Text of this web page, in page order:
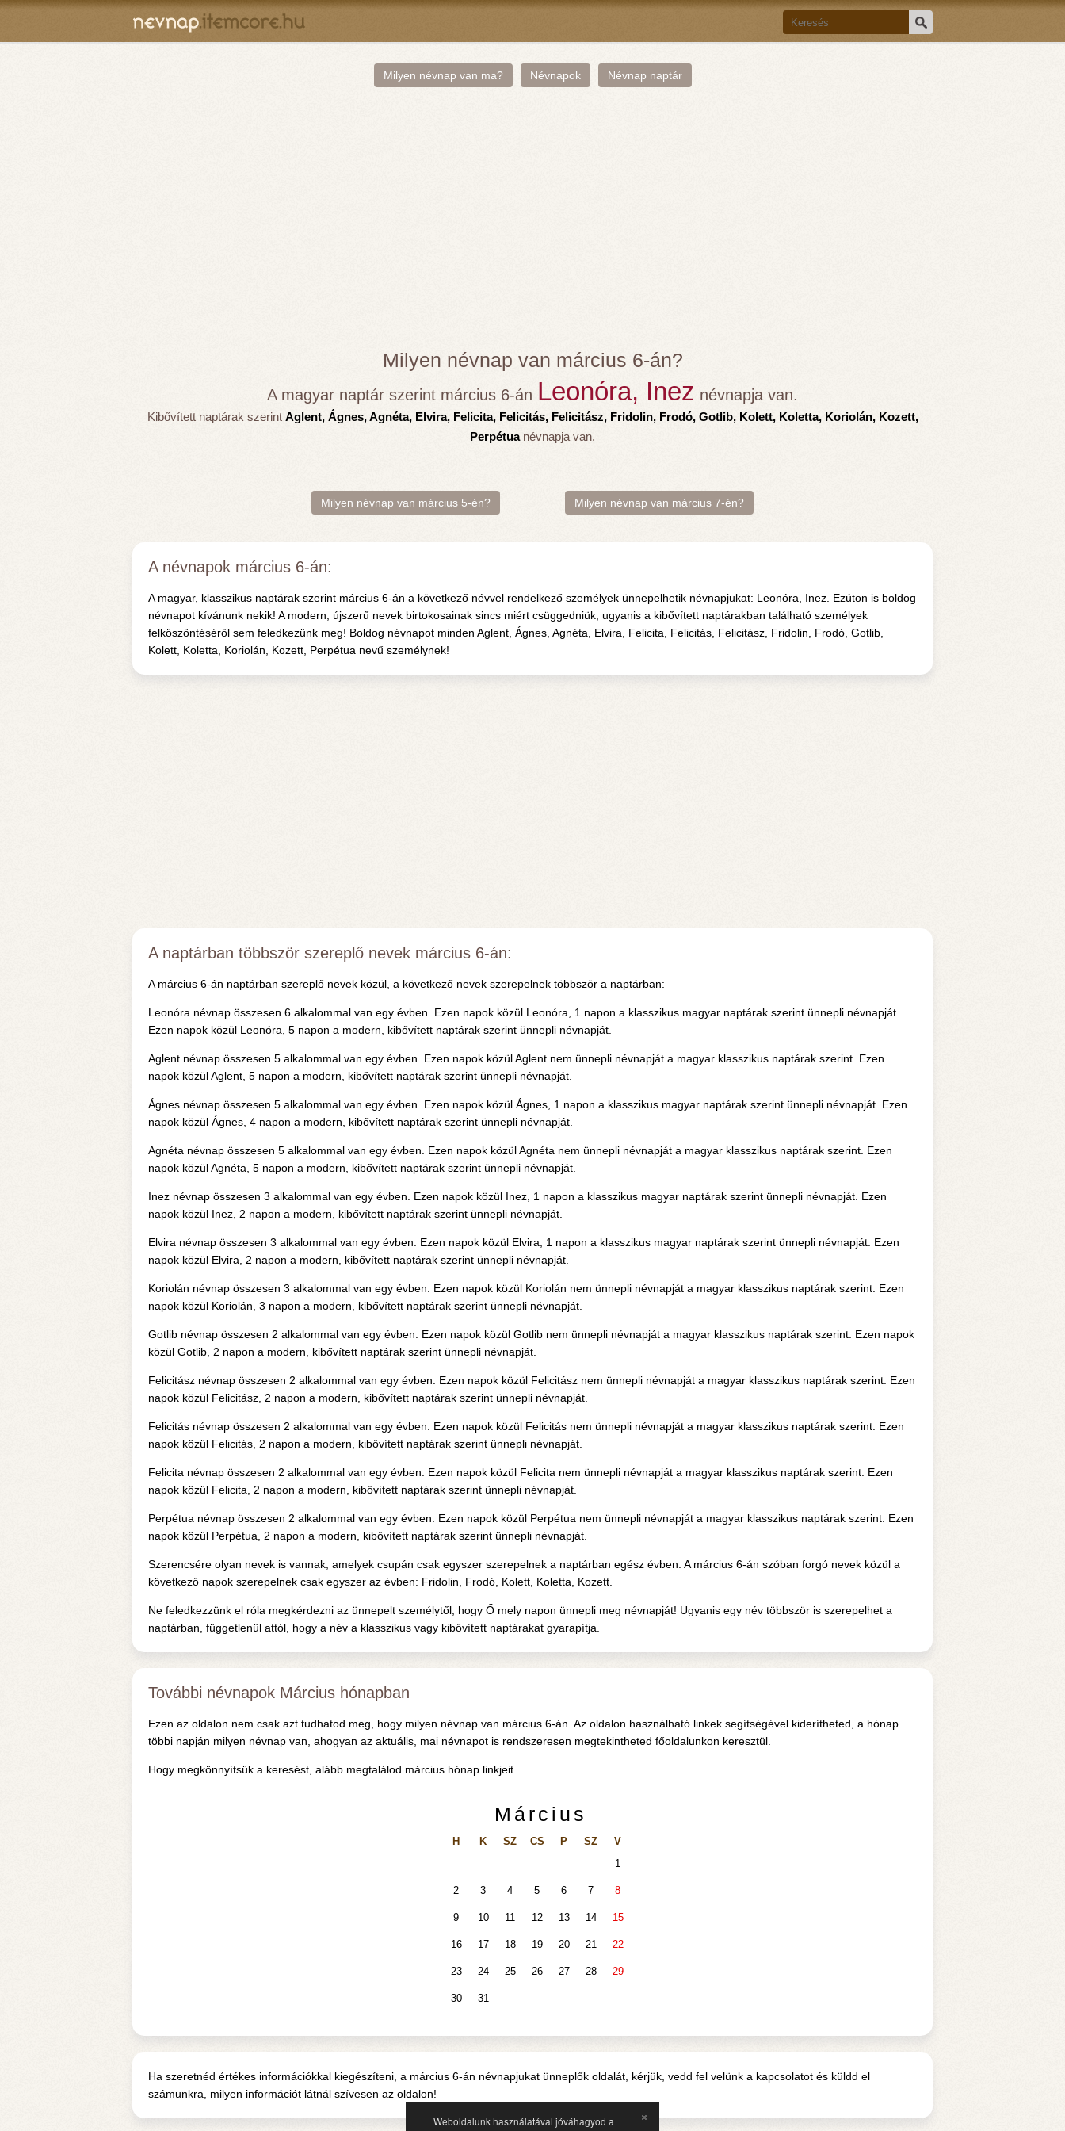
Weboldalunk használatával jóváhagyod a
Milyen névnap van ma? Névnapok Névnap naptár
Milyen névnap van március 6-án?
A magyar naptár szerint március 6-án Leonóra, Inez névnapja van.
Kibővített naptárak szerint Aglent, Ágnes, Agnéta, Elvira, Felicita, Felicitás, Felicitász, Fridolin, Frodó, Gotlib, Kolett, Koletta, Koriolán, Kozett,
Perpétuanévnapja van.
Milyen névnap van március 5-én? Milyen névnap van március 7-én?
A névnapok március 6-án:
A magyar, klasszikus naptárak szerint március 6-án a következő névvel rendelkező személyek ünnepelhetik névnapjukat: Leonóra, Inez. Ezúton is boldog
névnapot kívánunk nekik! A modern, újszerű nevek birtokosainak sincs miért csüggedniük, ugyanis a kibővített naptárakban található személyek
felköszöntéséről sem feledkezünk meg! Boldog névnapot minden Aglent, Ágnes, Agnéta, Elvira, Felicita, Felicitás, Felicitász, Fridolin, Frodó, Gotlib,
Kolett, Koletta, Koriolán, Kozett, Perpétua nevű személynek!
A naptárban többször szereplő nevek március 6-án:
A március 6-án naptárban szereplő nevek közül, a következő nevek szerepelnek többször a naptárban:
Leonóra névnap összesen 6 alkalommal van egy évben. Ezen napok közül Leonóra, 1 napon a klasszikus magyar naptárak szerint ünnepli névnapját.
Ezen napok közül Leonóra, 5 napon a modern, kibővített naptárak szerint ünnepli névnapját.
Aglent névnap összesen 5 alkalommal van egy évben. Ezen napok közül Aglent nem ünnepli névnapját a magyar klasszikus naptárak szerint. Ezen
napok közül Aglent, 5 napon a modern, kibővített naptárak szerint ünnepli névnapját.
Ágnes névnap összesen 5 alkalommal van egy évben. Ezen napok közül Ágnes, 1 napon a klasszikus magyar naptárak szerint ünnepli névnapját. Ezen
napok közül Ágnes, 4 napon a modern, kibővített naptárak szerint ünnepli névnapját.
Agnéta névnap összesen 5 alkalommal van egy évben. Ezen napok közül Agnéta nem ünnepli névnapját a magyar klasszikus naptárak szerint. Ezen
napok közül Agnéta, 5 napon a modern, kibővített naptárak szerint ünnepli névnapját.
Inez névnap összesen 3 alkalommal van egy évben. Ezen napok közül Inez, 1 napon a klasszikus magyar naptárak szerint ünnepli névnapját. Ezen
napok közül Inez, 2 napon a modern, kibővített naptárak szerint ünnepli névnapját.
Elvira névnap összesen 3 alkalommal van egy évben. Ezen napok közül Elvira, 1 napon a klasszikus magyar naptárak szerint ünnepli névnapját. Ezen
napok közül Elvira, 2 napon a modern, kibővített naptárak szerint ünnepli névnapját.
Koriolán névnap összesen 3 alkalommal van egy évben. Ezen napok közül Koriolán nem ünnepli névnapját a magyar klasszikus naptárak szerint. Ezen
napok közül Koriolán, 3 napon a modern, kibővített naptárak szerint ünnepli névnapját.
Gotlib névnap összesen 2 alkalommal van egy évben. Ezen napok közül Gotlib nem ünnepli névnapját a magyar klasszikus naptárak szerint. Ezen napok
közül Gotlib, 2 napon a modern, kibővített naptárak szerint ünnepli névnapját.
Felicitász névnap összesen 2 alkalommal van egy évben. Ezen napok közül Felicitász nem ünnepli névnapját a magyar klasszikus naptárak szerint. Ezen
napok közül Felicitász, 2 napon a modern, kibővített naptárak szerint ünnepli névnapját.
Felicitás névnap összesen 2 alkalommal van egy évben. Ezen napok közül Felicitás nem ünnepli névnapját a magyar klasszikus naptárak szerint. Ezen
napok közül Felicitás, 2 napon a modern, kibővített naptárak szerint ünnepli névnapját.
Felicita névnap összesen 2 alkalommal van egy évben. Ezen napok közül Felicita nem ünnepli névnapját a magyar klasszikus naptárak szerint. Ezen
napok közül Felicita, 2 napon a modern, kibővített naptárak szerint ünnepli névnapját.
Perpétua névnap összesen 2 alkalommal van egy évben. Ezen napok közül Perpétua nem ünnepli névnapját a magyar klasszikus naptárak szerint. Ezen
napok közül Perpétua, 2 napon a modern, kibővített naptárak szerint ünnepli névnapját.
Szerencsére olyan nevek is vannak, amelyek csupán csak egyszer szerepelnek a naptárban egész évben. A március 6-án szóban forgó nevek közül a
következő napok szerepelnek csak egyszer az évben: Fridolin, Frodó, Kolett, Koletta, Kozett.
Ne feledkezzünk el róla megkérdezni az ünnepelt személytől, hogy Ő mely napon ünnepli meg névnapját! Ugyanis egy név többször is szerepelhet a
naptárban, függetlenül attól, hogy a név a klasszikus vagy kibővített naptárakat gyarapítja.
További névnapok Március hónapban
Ezen az oldalon nem csak azt tudhatod meg, hogy milyen névnap van március 6-án. Az oldalon használható linkek segítségével kiderítheted, a hónap
többi napján milyen névnap van, ahogyan az aktuális, mai névnapot is rendszeresen megtekintheted főoldalunkon keresztül.
Hogy megkönnyítsük a keresést, alább megtalálod március hónap linkjeit.
Március
H K SZ CS P SZ
V
1
2 3 4 5 6 7 8
9 10 11 12 13 14 15
16 17 18 19 20 21 22
23 24 25 26 27 28 29
30 31
Ha szeretnéd értékes információkkal kiegészíteni, a március 6-án névnapjukat ünneplők oldalát, kérjük, vedd fel velünk a kapcsolatot és küldd el
számunkra, milyen információt látnál szívesen az oldalon!